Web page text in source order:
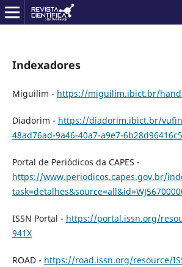
Indexadores
Miguilim - https://miguilim.ibict.br/
Diadorim - https://diadorim.ibict.br/
48ad76ad-9a46-40a7-a9e7-
Portal de Periódicos da CAPES -
https://www.periodicos.capes.gov.br/
ISSN Portal - https://portal.issn.org/
941X
ROAD - https://road.issn.org/resource/